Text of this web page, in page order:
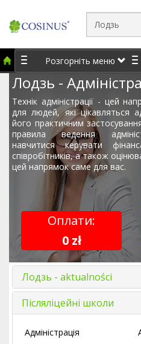
Розгорніть меню
Лодзь -
Технік адміністрації - цей
для людей, які цікавляться
його практичним
правила ведення
навчитися керувати
співробітників, а також
цей напрямок саме для вас.
Оплати:
0 zł
Лодзь - aktualności
Післяліцейні школи
Адміністрація